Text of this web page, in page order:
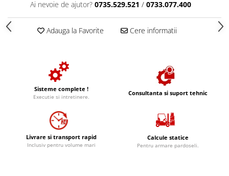
Ai nevoie de ajutor? 0735.529.521 / 0733.077.400
Adauga la Favorite Cere informatii
Sisteme complete !
Executie si intretinere.
Consultanta si suport tehnic
Livrare si transport rapid
Inclusiv pentru volume mari
Calcule statice
Pentru armare pardoseli.